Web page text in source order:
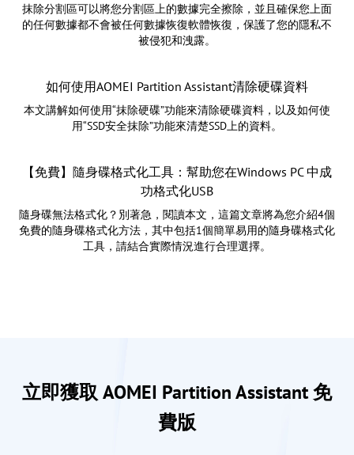
抹除分割區可以將您分割區上的數據完全擦除，並且確保您上面
的任何數據都不會被任何數據恢復軟體恢復，保護了您的隱私不
被侵犯和洩露。
如何使用AOMEI Partition Assistant清除硬碟資料
本文講解如何使用“抹除硬碟”功能來清除硬碟資料，以及如何使
用“SSD安全抹除”功能來清楚SSD上的資料。
【免費】隨身碟格式化工具：幫助您在Windows PC 中成
功格式化USB
隨身碟無法格式化？別著急，閱讀本文，這篇文章將為您介紹4個
免費的隨身碟格式化方法，其中包括1個簡單易用的隨身碟格式化
工具，請結合實際情況進行合理選擇。
立即獲取 AOMEI Partition Assistant 免
費版